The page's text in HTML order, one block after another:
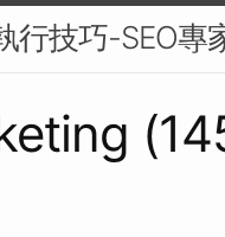
行技巧-SEO專